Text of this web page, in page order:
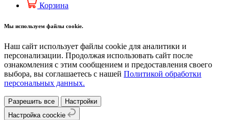
Корзина
Мы используем файлы cookie.
Наш сайт использует файлы cookie для аналитики и
персонализации. Продолжая использовать сайт после
ознакомления с этим сообщением и предоставления своего
выбора, вы соглашаетесь с нашей Политикой обработки
персональных данных.
Разрешить все
Настройки
Настройка coockie